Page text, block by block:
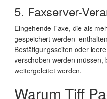
5. Faxserver-
Eingehende Faxe, die als
gespeichert werden,
Bestätigungsseiten oder
verschoben werden müssen,
weitergeleitet werden.
Warum Tiff